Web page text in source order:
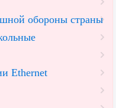
обороны страны
Ethernet